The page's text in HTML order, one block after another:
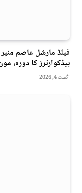
فیلڈ مارشل عاصم
ہیڈکوارٹرز کا دورہ،
اگست 4, 2026